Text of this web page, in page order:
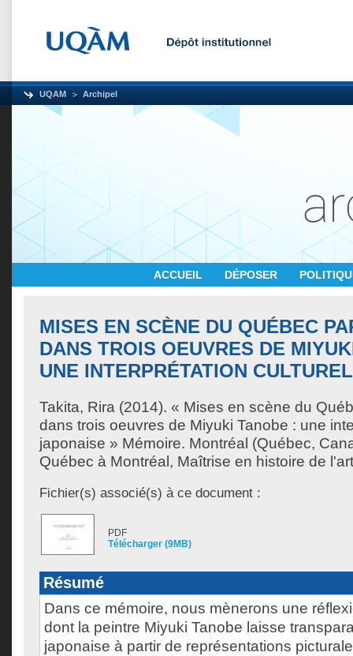
UQAM Archipel
ACCUEIL DÉPOSER
MISES EN SCÈNE DU QUÉBEC
DANS TROIS OEUVRES DE
UNE INTERPRÉTATION
Takita, Rira (2014). « Mises en scène du
dans trois oeuvres de Miyuki Tanobe : une
japonaise » Mémoire. Montréal (Québec,
Québec à Montréal, Maîtrise en histoire de
Fichier(s) associé(s) à ce document :
PDF
Télécharger (9MB)
Résumé
Dans ce mémoire, nous mènerons une
dont la peintre Miyuki Tanobe laisse
japonaise à partir de représentations